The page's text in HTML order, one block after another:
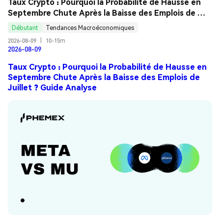
Septembre Chute Après la Baisse des Emplois de
Juillet ? Guide Analyse
Débutant
Tendances Macroéconomiques
2026-08-09
10-15m
2026-08-09
Taux Crypto : Pourquoi la Probabilité de Hausse en
Septembre Chute Après la Baisse des Emplois de
Juillet ? Guide Analyse